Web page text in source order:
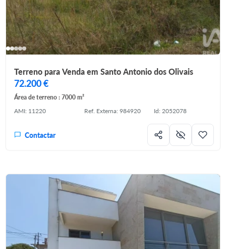
Terreno para Venda em Santo Antonio dos Olivais
72.200 €
Área de terreno : 7000 m²
AMI: 11220
Ref. Externa: 984920 Id: 2052078
Contactar